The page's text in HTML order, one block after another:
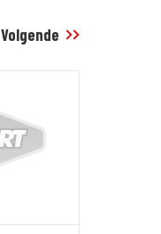
Volgende